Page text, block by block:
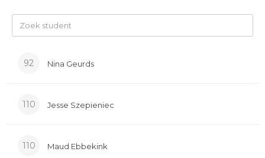
92 Nina Geurds
110 Jesse Szepieniec
110 Maud Ebbekink